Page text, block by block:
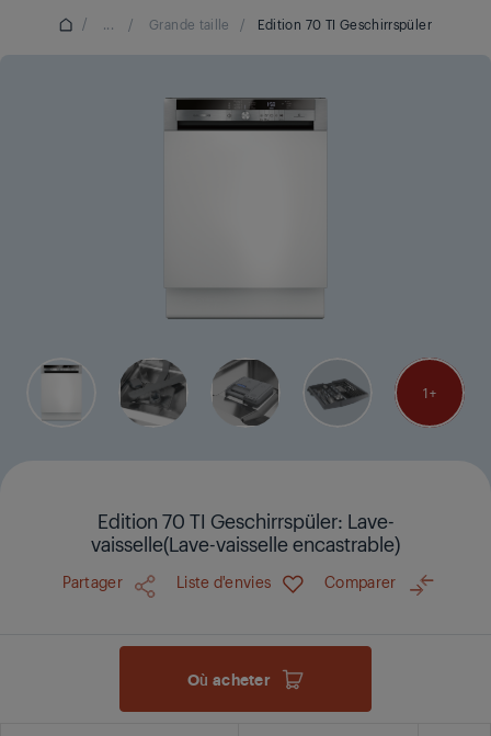
/ ... / Grande taille / Edition 70 TI Geschirrspüler
1
Edition 70 TI Geschirrspüler: Lave-
vaisselle(Lave-vaisselle encastrable)
Partager Liste d'envies Comparer
Où acheter